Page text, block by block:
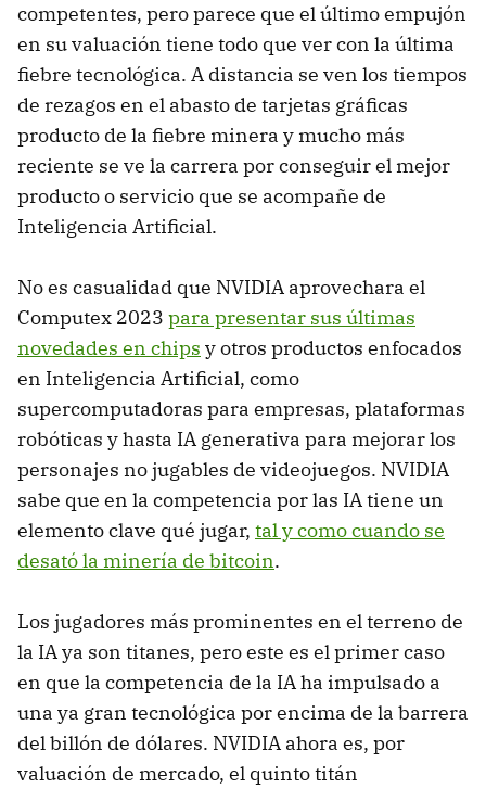
competentes, pero parece que el último empujón
en su valuación tiene todo que ver con la última
fiebre tecnológica. A distancia se ven los tiempos
de rezagos en el abasto de tarjetas gráficas
producto de la fiebre minera y mucho más
reciente se ve la carrera por conseguir el mejor
producto o servicio que se acompañe de
Inteligencia Artificial.
No es casualidad que NVIDIA aprovechara el
Computex 2023 para presentar sus últimas
novedades en chips y otros productos enfocados
en Inteligencia Artificial, como
supercomputadoras para empresas, plataformas
robóticas y hasta IA generativa para mejorar los
personajes no jugables de videojuegos. NVIDIA
sabe que en la competencia por las IA tiene un
elemento clave qué jugar, tal y como cuando se
desató la minería de bitcoin.
Los jugadores más prominentes en el terreno de
la IA ya son titanes, pero este es el primer caso
en que la competencia de la IA ha impulsado a
una ya gran tecnológica por encima de la barrera
del billón de dólares. NVIDIA ahora es, por
valuación de mercado, el quinto titán